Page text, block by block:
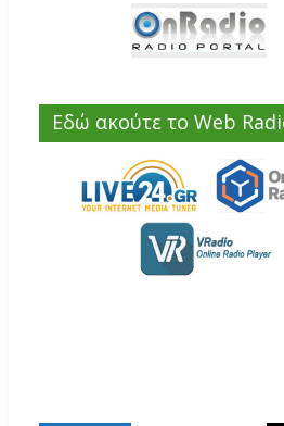
Εδώ ακούτε το Web